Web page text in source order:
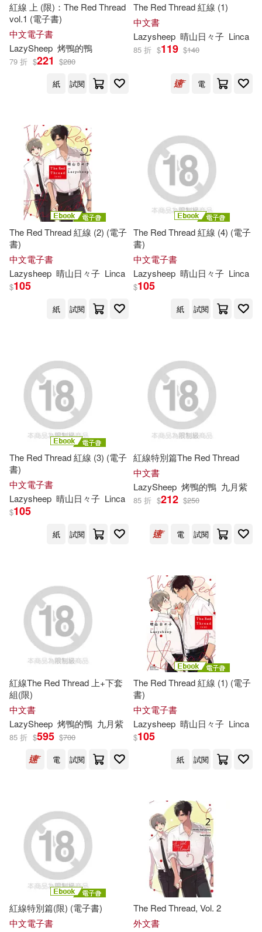
適合手機平板閱讀(3)
適合平板閱讀(4)
現在可購買商品(13)
作者/演唱/譯/編/繪(14)
價格
範圍
紅線 上 (限)：The Red Thread
vol.1 (電子書)
中文電子書
LazySheep 烤鴨的鴨
79 折 $221 $280
紙
試閱
The Red Thread 紅線 (1)
中文書
Lazysheep 晴山日々子 Linca
85 折 $119 $140
電
The Red Thread 紅線 (2) (電子
書)
中文電子書
Lazysheep 晴山日々子 Linca
$105
紙 試閱
The Red Thread 紅線 (4) (電子
書)
中文電子書
Lazysheep 晴山日々子 Linca
$105
紙 試閱
The Red Thread 紅線 (3) (電子
書)
中文電子書
Lazysheep 晴山日々子 Linca
$105
紙 試閱
紅線特別篇The Red Thread
中文書
LazySheep 烤鴨的鴨 九月紫
85 折 $212 $250
電 試閱
紅線The Red Thread 上+下套
組(限)
中文書
LazySheep 烤鴨的鴨 九月紫
85 折 $595 $700
電
試閱
The Red Thread 紅線 (1) (電子
書)
中文電子書
Lazysheep 晴山日々子 Linca
$105
紙 試閱
紅線特別篇(限) (電子書)
中文電子書
The Red Thread, Vol. 2
外文書